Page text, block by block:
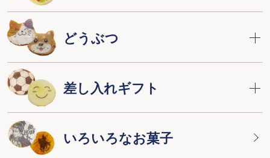
どうぶつ
差し入れギフト
いろいろなお菓子